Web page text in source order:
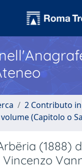
2 Contributo
(Capitolo o
(1888)